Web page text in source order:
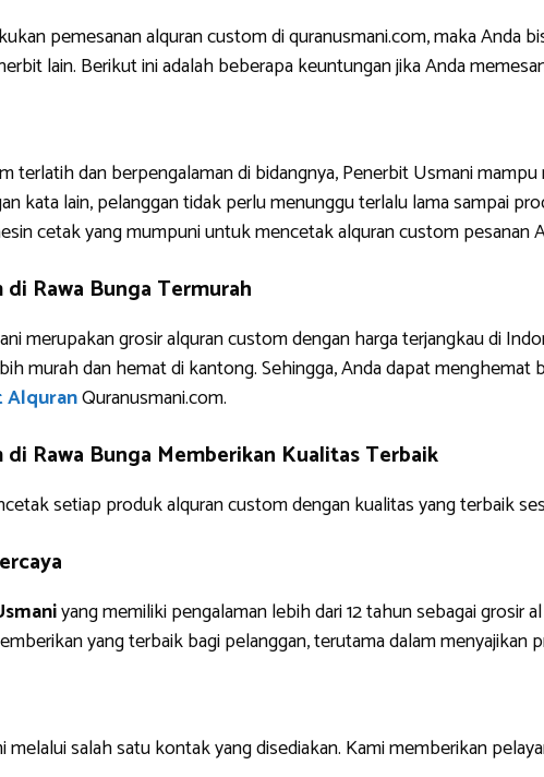
pemesanan alquran custom di quranusmani.com, maka Anda
lain. Berikut ini adalah beberapa keuntungan jika Anda
terlatih dan berpengalaman di bidangnya, Penerbit Usmani
kata lain, pelanggan tidak perlu menunggu terlalu lama sampai
cetak yang mumpuni untuk mencetak alquran custom pesanan
Rawa Bunga Termurah
merupakan grosir alquran custom dengan harga terjangkau di
murah dan hemat di kantong. Sehingga, Anda dapat
AlquranQuranusmani.com.
Rawa Bunga Memberikan Kualitas Terbaik
setiap produk alquran custom dengan kualitas yang terbaik
yang memiliki pengalaman lebih dari 12 tahun sebagai grosir
yang terbaik bagi pelanggan, terutama dalam menyajikan
salah satu kontak yang disediakan. Kami memberikan